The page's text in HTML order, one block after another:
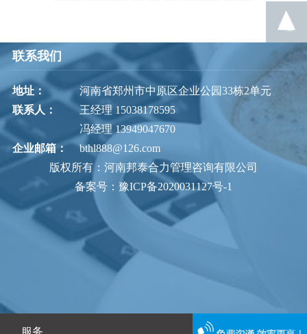
联系我们
地址：
河南省郑州市中原区企业公园33栋2单元
联系人：
王经理 15038178595
冯经理 13949047670
企业邮箱：
bthl888@126.com
版权所有：河南邦泰合力管理咨询有限公司
备案号：豫ICP备2020031127号-1
服务